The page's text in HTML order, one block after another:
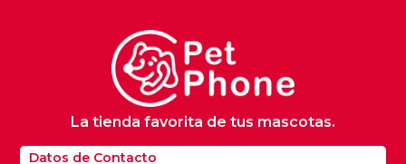
Datos de Contacto
La tienda favorita de tus mascotas.